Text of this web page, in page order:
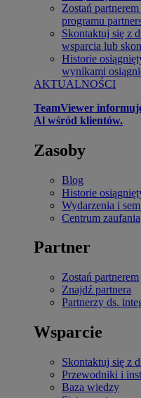
Zostań partnerem
programu
Skontaktuj się z
wsparcia lub
Historie
wynikami
AKTUALNOŚCI
TeamViewer
Al wśród klientów.
Zasoby
Blog
Historie
Wydarzenia i
Centrum zaufania
Partner
Zostań partnerem
Znajdź partnera
Partnerzy ds.
Wsparcie
Skontaktuj się z
Przewodniki i
Baza wiedzy